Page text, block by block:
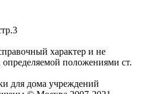
характер и не
положениями ст.
для дома учреждений